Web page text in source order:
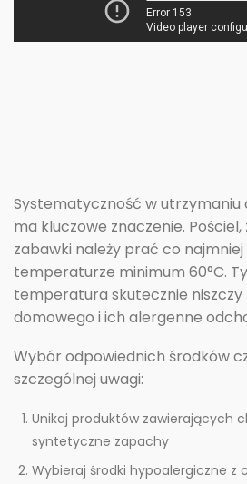
Systematyczność w
ma kluczowe znaczenie. Pościel,
zabawki należy prać co
temperaturze minimum 60°C.
temperatura skutecznie niszczy
domowego i ich alergenne
Wybór odpowiednich środków
szczególnej uwagi:
Unikaj produktów zawierających
syntetyczne zapachy
Wybieraj środki hypoalergiczne z